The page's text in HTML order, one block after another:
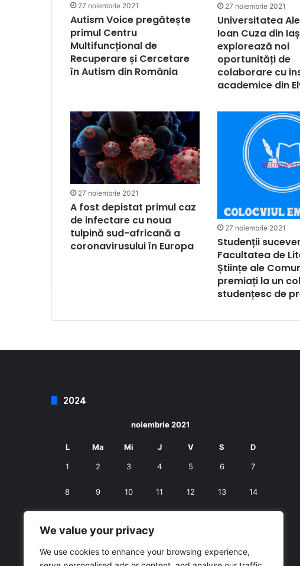
We value your privacy
We use cookies to enhance your browsing experience,
27 noiembrie 2021
Autism Voice pregătește
primul Centru
Multifuncțional de
Recuperare și Cercetare
în Autism din România
27 noiembrie 2021
Universitatea
Ioan Cuza din
explorează noi
oportunități de
colaborare cu
academice din
27 noiembrie 2021
A fost depistat primul caz
de infectare cu noua
tulpină sud-africană a
coronavirusului în Europa
27 noiembrie 2021
Studenții
Facultatea de
Științe ale
premiați la un
studențesc de
2024
noiembrie 2021
L Ma Mi J V S D
1 2 3 4 5 6 7
8 9 10 11 12 13 14